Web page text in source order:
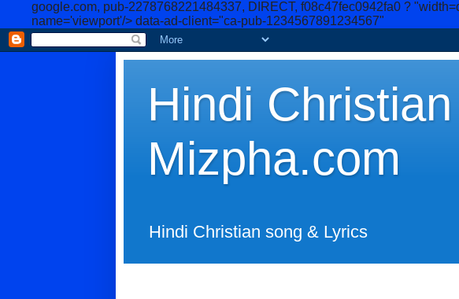
google.com, pub-2278768221484337, DIRECT, f08c47fec0942fa0 ?
name='viewport'/> data-ad-client="ca-pub-1234567891234567"
Hindi
Mizpha.com
Hindi Christian song & Lyrics